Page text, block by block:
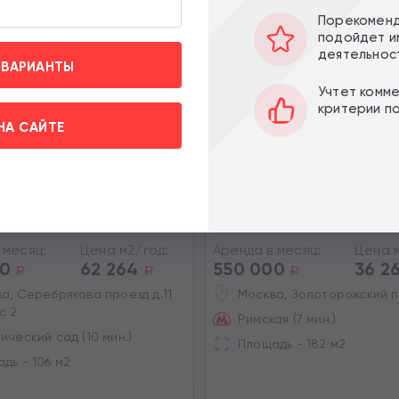
a
Цена м2/год:
62 264 a
Серебрякова проезд д.11
2
сад (10 мин.)
- 106 м2
Аренда в месяц:
550 000 a
Цена
36
Москва, Золоторожский
Римская (7 мин.)
Площадь - 182 м2
САЙТЕ
на условиях и целях
подойдет
Учтет
критерии